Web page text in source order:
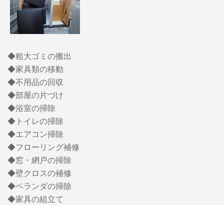
◆粗大ゴミの搬出
◆家具類の移動
◆不用品の回収
◆部屋の片づけ
◆浴室の掃除
◆トイレの掃除
◆エアコン掃除
◆フローリング補修
◆窓・網戸の掃除
◆壁クロスの補修
◆ベランダの掃除
◆家具の組立て